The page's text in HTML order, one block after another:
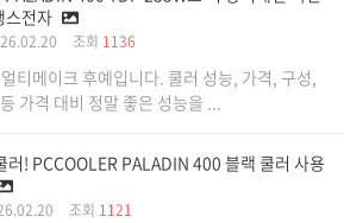
스전자
조회 1136
티메이크 후예입니다. 쿨러 성능, 가격, 구성,
가격 대비 정말 좋은 성능을 ...
러! PCCOOLER PALADIN 400 블랙 쿨러 사용
조회 1121